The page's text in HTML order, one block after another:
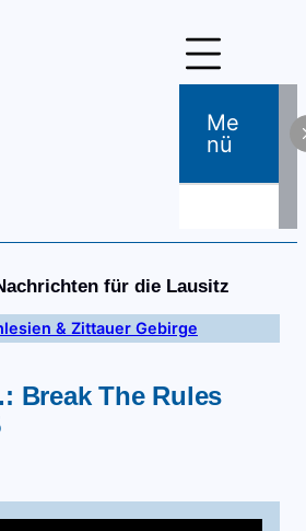
Me
Nü
für die Lausitz
& Zittauer Gebirge
Break The Rules